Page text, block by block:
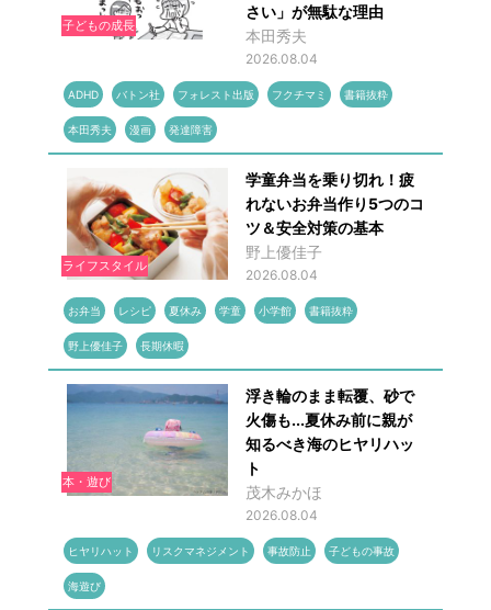
子どもの成長
さい」が無駄な理由
本田秀夫
2026.08.04
ADHD バトン社 フォレスト出版 フクチマミ 書籍抜粋
本田秀夫 漫画 発達障害
ライフスタイル
学童弁当を乗り切れ！疲
れないお弁当作り5つのコ
ツ＆安全対策の基本
野上優佳子
2026.08.04
お弁当 レシピ 夏休み 学童 小学館 書籍抜粋
野上優佳子 長期休暇
本・遊び
浮き輪のまま転覆、砂で
火傷も...夏休み前に親が
知るべき海のヒヤリハッ
ト
茂木みかほ
2026.08.04
ヒヤリハット リスクマネジメント 事故防止 子どもの事故
海遊び